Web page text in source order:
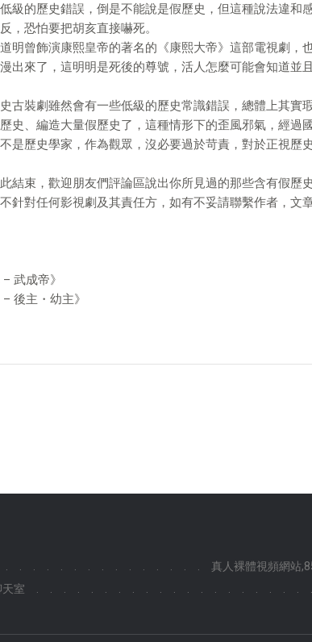
級的歷史錯誤，倒是不能說是假歷史，但這種說法違和
，恐怕要把胡亥直接嚇死。
明曾飾演康熙皇帝的著名的《康熙大帝》這部電視劇，
出來了，這明明是死後的尊號，活人怎麼可能會知道並
古裝劇雖然會有一些低級的歷史常識錯誤，總體上其實
史、編造大量假歷史了，這種情形下的歪風邪氣，經過
是歷史學家，作為觀眾，沒必要過於苛責，對於正視歷
結束，歡迎朋友們評論區說出你所見過的那些含有假歷
不針對任何影視劇及其責任方，如有不妥請聯繫作者，文
武成帝》
後主・幼主》
真人裸體視頻網站
室